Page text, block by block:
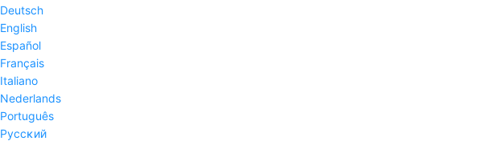
Deutsch
English
Español
Français
Italiano
Nederlands
Português
Pyccĸий